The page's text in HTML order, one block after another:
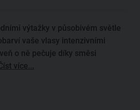
výtažky v působivém světle
vaše vlasy intenzivními
o ně pečuje díky směsi
více...